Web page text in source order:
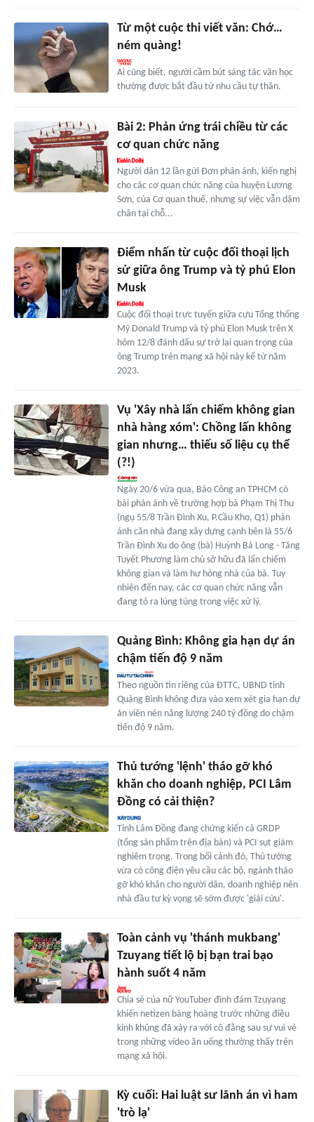
Từ một cuộc thi viết văn: Chớ…
ném quàng!
Ai cũng biết, người cầm bút sáng tác văn học
thường được bắt đầu từ nhu cầu tự thân.
Bài 2: Phản ứng trái chiều từ các
cơ quan chức năng
Người dân 12 lần gửi Đơn phản ánh, kiến nghị
cho các cơ quan chức năng của huyện Lương
Sơn, của Cơ quan thuế, nhưng sự việc vẫn dậm
chân tại chỗ...
Điểm nhấn từ cuộc đối thoại lịch
sử giữa ông Trump và tỷ phú Elon
Musk
Cuộc đối thoại trực tuyến giữa cựu Tổng thống
Mỹ Donald Trump và tỷ phú Elon Musk trên X
hôm 12/8 đánh dấu sự trở lại quan trọng của
ông Trump trên mạng xã hội này kể từ năm
2023.
Vụ 'Xây nhà lấn chiếm không gian
nhà hàng xóm': Chồng lấn không
gian nhưng… thiếu số liệu cụ thể
(?!)
Ngày 20/6 vừa qua, Báo Công an TPHCM có
bài phản ánh về trường hợp bà Phạm Thị Thu
(ngụ 55/8 Trần Đình Xu, P.Cầu Kho, Q1) phản
ánh căn nhà đang xây dựng cạnh bên là 55/6
Trần Đình Xu do ông (bà) Huỳnh Bá Long - Tăng
Tuyết Phương làm chủ sở hữu đã lấn chiếm
không gian và làm hư hỏng nhà của bà. Tuy
nhiên đến nay, các cơ quan chức năng vẫn
đang tỏ ra lúng túng trong việc xử lý.
Quảng Bình: Không gia hạn dự án
chậm tiến độ 9 năm
Theo nguồn tin riêng của ĐTTC, UBND tỉnh
Quảng Bình không đưa vào xem xét gia hạn dự
án viên nén năng lượng 240 tỷ đồng do chậm
tiến độ 9 năm.
Thủ tướng 'lệnh' tháo gỡ khó
khăn cho doanh nghiệp, PCI Lâm
Đồng có cải thiện?
Tỉnh Lâm Đồng đang chứng kiến cả GRDP
(tổng sản phẩm trên địa bàn) và PCI sụt giảm
nghiêm trọng. Trong bối cảnh đó, Thủ tướng
vừa có công điện yêu cầu các bộ, ngành tháo
gỡ khó khăn cho người dân, doanh nghiệp nên
nhà đầu tư kỳ vọng sẽ sớm được 'giải cứu'.
Toàn cảnh vụ 'thánh mukbang'
Tzuyang tiết lộ bị bạn trai bạo
hành suốt 4 năm
Chia sẻ của nữ YouTuber đình đám Tzuyang
khiến netizen bàng hoàng trước những điều
kinh khủng đã xảy ra với cô đằng sau sự vui vẻ
trong những video ăn uống thường thấy trên
mạng xã hội.
Kỳ cuối: Hai luật sư lãnh án vì ham
'trò lạ'